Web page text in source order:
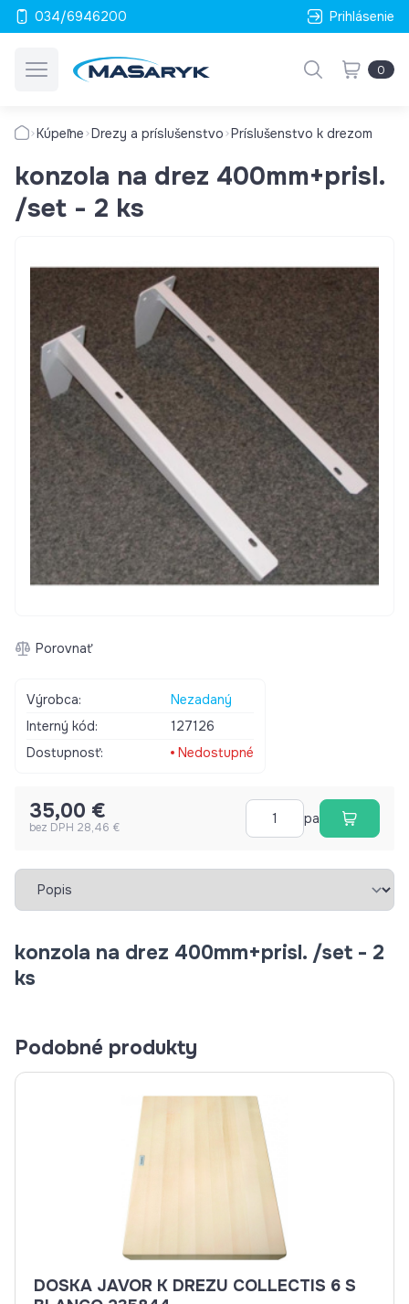
034/6946200 Prihlásenie
0
Kúpeľne Drezy a príslušenstvo Príslušenstvo k drezom
konzola na drez 400mm+prisl.
/set - 2 ks
Porovnať
Výrobca:
Nezadaný
Interný kód:
127126
Dostupnosť:
Nedostupné
35,00 €
bez DPH 28,46 €
pa
Vybrať záložku
konzola na drez 400mm+prisl. /set - 2
ks
Podobné produkty
DOSKA JAVOR K DREZU COLLECTIS 6 S